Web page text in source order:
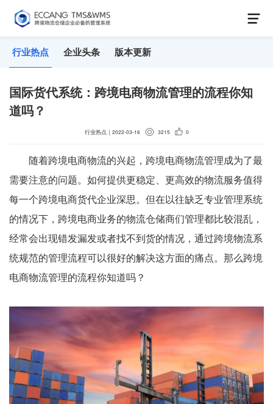
行业热点 企业头条 版本更新
国际货代系统：跨境电商物流管理的流程你知
道吗？
行业热点 ｜ 2022-03-16 3215 0
随着跨境电商物流的兴起，跨境电商物流管理成为了最
需要注意的问题。如何提供更稳定、更高效的物流服务值得
每一个跨境电商货代企业深思。但在以往缺乏专业管理系统
的情况下，跨境电商业务的物流仓储商们管理都比较混乱，
经常会出现错发漏发或者找不到货的情况，通过跨境物流系
统规范的管理流程可以很好的解决这方面的痛点。那么跨境
电商物流管理的流程你知道吗？